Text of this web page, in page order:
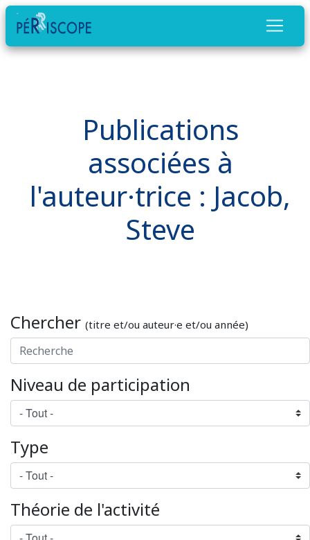
Publications
associées à
l'auteur·trice : Jacob,
Steve
Chercher (titre et/ou auteur·e et/ou année)
Niveau de participation
Type
Théorie de l'activité